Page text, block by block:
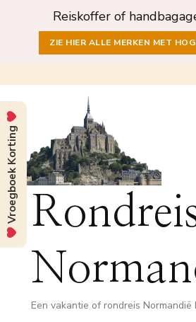
Reiskoffer of
ZIE HIER ALLE MERKEN MET
Een vakantie of rondreis
Vroegboek Korting